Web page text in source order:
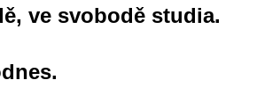
ve svobodě studia.